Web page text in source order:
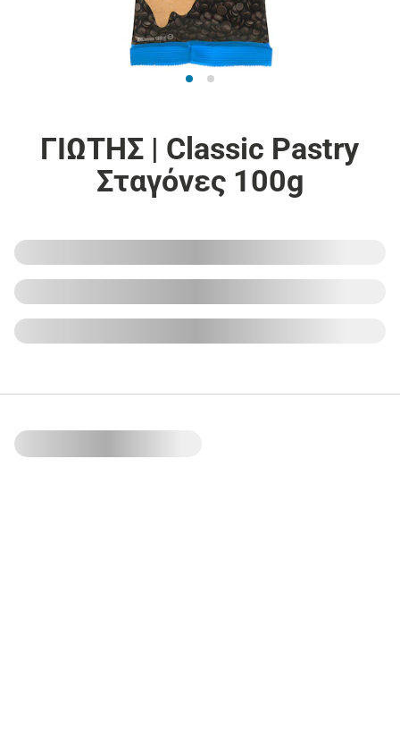
ΓΙΩΤΗΣ | Classic Pastry
Σταγόνες 100g